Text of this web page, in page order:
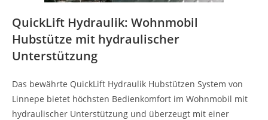
QuickLift Hydraulik: Wohnmobil
Hubstütze mit hydraulischer
Unterstützung
Das bewährte QuickLift Hydraulik Hubstützen System von
Linnepe bietet höchsten Bedienkomfort im Wohnmobil mit
hydraulischer Unterstützung und überzeugt mit einer